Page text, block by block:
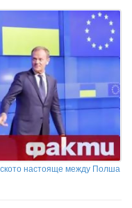
настояще между Полша